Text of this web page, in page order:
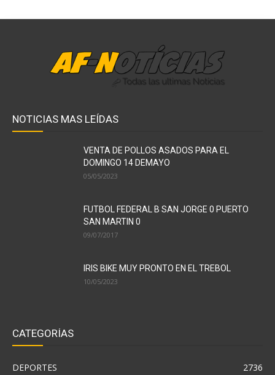
NOTICIAS MAS LEÍDAS
VENTA DE POLLOS ASADOS PARA EL
DOMINGO 14 DEMAYO
05/05/2023
FUTBOL FEDERAL B SAN JORGE 0 PUERTO
SAN MARTIN 0
09/07/2017
IRIS BIKE MUY PRONTO EN EL TREBOL
10/05/2023
CATEGORÍAS
DEPORTES 2736